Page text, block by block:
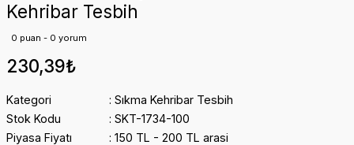
Kehribar Tesbih
0 puan - 0 yorum
230,39₺
Kategori
Sıkma Kehribar Tesbih
Stok Kodu
SKT-1734-100
Piyasa Fiyatı
150 TL - 200 TL arasi